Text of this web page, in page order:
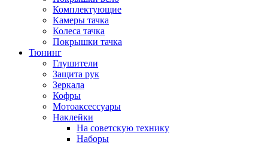
Комплектующие
Камеры тачка
Колеса тачка
Покрышки тачка
Тюнинг
Глушители
Защита рук
Зеркала
Кофры
Мотоаксессуары
Наклейки
На советскую технику
Наборы